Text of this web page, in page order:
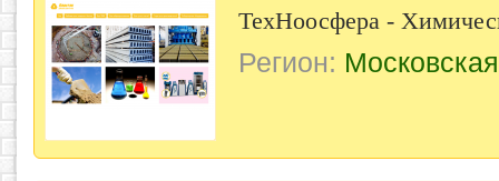
ТехНоосфера -
Регион: